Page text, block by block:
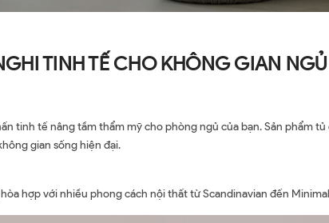
TINH TẾ CHO KHÔNG GIAN NGỦ
tinh tế nâng tầm thẩm mỹ cho phòng ngủ của bạn. Sản phẩm
gian sống hiện đại.
hợp với nhiều phong cách nội thất từ Scandinavian đến